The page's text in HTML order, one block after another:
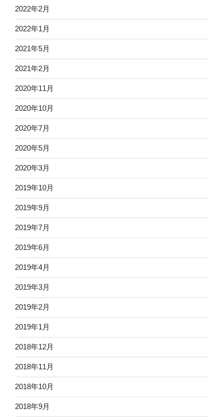
2022年2月
2022年1月
2021年5月
2021年2月
2020年11月
2020年10月
2020年7月
2020年5月
2020年3月
2019年10月
2019年9月
2019年7月
2019年6月
2019年4月
2019年3月
2019年2月
2019年1月
2018年12月
2018年11月
2018年10月
2018年9月